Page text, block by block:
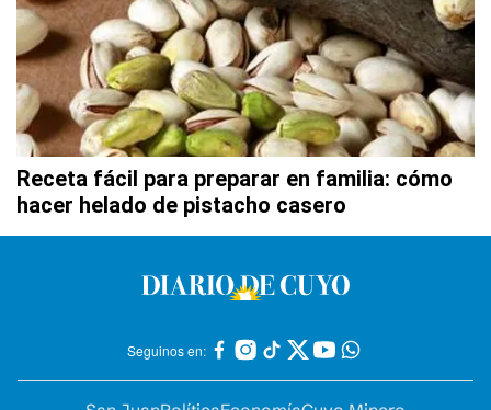
Receta fácil para preparar en familia: cómo
hacer helado de pistacho casero
Seguinos en: